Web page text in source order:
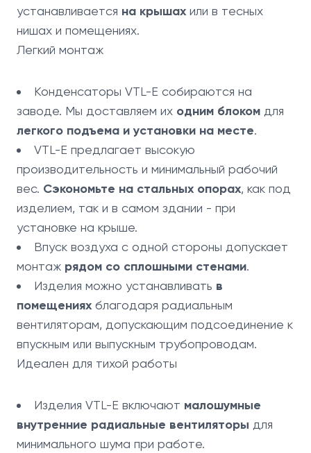
устанавливается на крышах или в тесных
нишах и помещениях.
Легкий монтаж
Конденсаторы VTL-E собираются на
заводе. Мы доставляем их одним блоком для
легкого подъема и установки на месте.
VTL-E предлагает высокую
производительность и минимальный рабочий
вес. Сэкономьте на стальных опорах, как под
изделием, так и в самом здании - при
установке на крыше.
Впуск воздуха с одной стороны допускает
монтаж рядом со сплошными стенами.
Изделия можно устанавливать в
помещениях благодаря радиальным
вентиляторам, допускающим подсоединение к
впускным или выпускным трубопроводам.
Идеален для тихой работы
Изделия VTL-E включают малошумные
внутренние радиальные вентиляторы для
минимального шума при работе.